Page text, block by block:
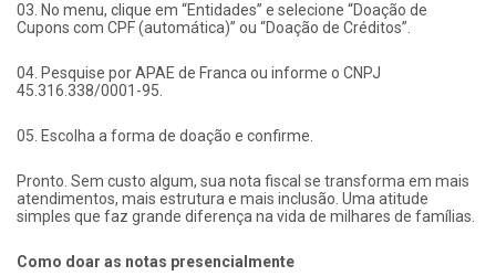
03. No menu, clique em “Entidades” e selecione “Doação de
Cupons com CPF (automática)” ou “Doação de Créditos”.
04. Pesquise por APAE de Franca ou informe o CNPJ
45.316.338/0001-95.
05. Escolha a forma de doação e confirme.
Pronto. Sem custo algum, sua nota fiscal se transforma em mais
atendimentos, mais estrutura e mais inclusão. Uma atitude
simples que faz grande diferença na vida de milhares de famílias.
Como doar as notas presencialmente